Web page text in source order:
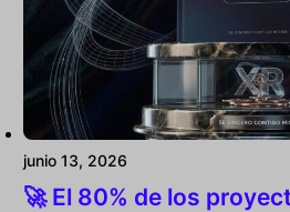
junio 13, 2026
🚀 El 80% de los